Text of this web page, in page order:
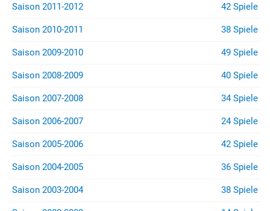
Saison 2011-2012 42 Spiele
Saison 2010-2011 38 Spiele
Saison 2009-2010 49 Spiele
Saison 2008-2009 40 Spiele
Saison 2007-2008 34 Spiele
Saison 2006-2007 24 Spiele
Saison 2005-2006 42 Spiele
Saison 2004-2005 36 Spiele
Saison 2003-2004 38 Spiele